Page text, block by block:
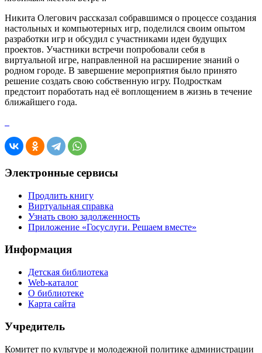
Никита Олегович рассказал собравшимся о процессе создания
настольных и компьютерных игр, поделился своим опытом
разработки игр и обсудил с участниками идеи будущих
проектов. Участники встречи попробовали себя в
виртуальной игре, направленной на расширение знаний о
родном городе. В завершение мероприятия было принято
решение создать свою собственную игру. Подросткам
предстоит поработать над её воплощением в жизнь в течение
ближайшего года.
Электронные сервисы
Продлить книгу
Виртуальная справка
Узнать свою задолженность
Приложение «Госуслуги. Решаем вместе»
Информация
Детская библиотека
Web-каталог
О библиотеке
Карта сайта
Учредитель
Комитет по культуре и молодежной политике администрации